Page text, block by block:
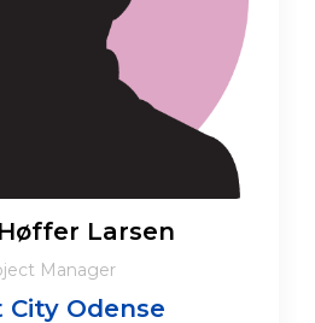
Larsen
Manager
City Odense